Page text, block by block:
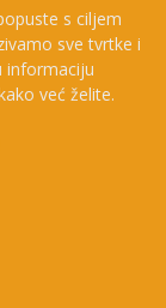
s ciljem
sve tvrtke i
informaciju
već želite.